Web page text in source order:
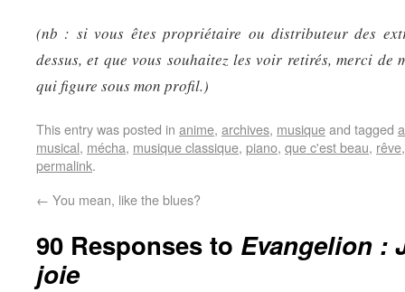
(nb : si vous êtes propriétaire ou distributeur des
dessus, et que vous souhaitez les voir retirés, merci de
qui figure sous mon profil.)
This entry was posted in anime, archives, musiqueand tagged
musical, mécha, musique classique, piano, que c'est beau, rêve
permalink.
← You mean, like the blues?
90 Responses to Evangelion :
joie